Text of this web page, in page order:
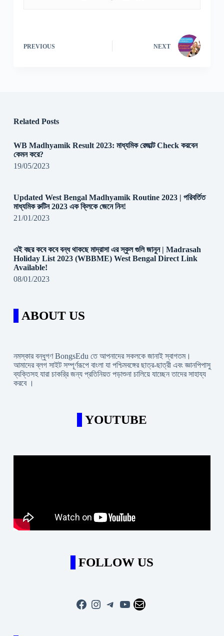
PREVIOUS NEXT
Related Posts
WB Madhyamik Result 2023: মাধ্যমিক রেজাল্ট Check করবেন
কেমন করে?
19/05/2023
Updated West Bengal Madhyamik Routine 2023 | পরিবর্তিত
মাধ্যমিক রুটিন 2023 এক ক্লিকে জেনে নিন!
21/01/2023
এই বছর কবে কবে বন্ধ থাকছে মাদ্রাসা এর স্কুল গুলি জানুন | Madrasah
Holiday List 2023 (WBBME) West Bengal Direct Link
Available!
08/01/2023
ABOUT US
নমস্কার বন্ধুগণ BongsEdu তে আপনাদের সকলকে জানাই স্বাগতম।
আমাদের ব্লগ সাইট সম্পূর্ণরূপে বাংলা যা পশ্চিমবঙ্গের ছাত্র-ছাত্রী এবং জ্ঞানপিপাসু
ব্যক্তিসহ যারা চাকরি্র জন্য প্রতিনিয়ত পড়াশুনা চালিয়ে যাচ্ছেন তাদের সাহায্য
করবে ।
YOUTUBE
FOLLOW US
Facebook
Instagram
Telegram
YouTube
Mail